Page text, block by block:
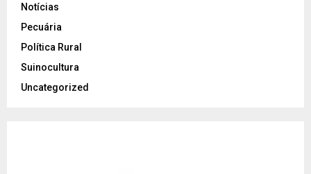
Notícias
Pecuária
Política Rural
Suinocultura
Uncategorized